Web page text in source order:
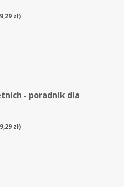
9,29 zł)
- poradnik dla
9,29 zł)